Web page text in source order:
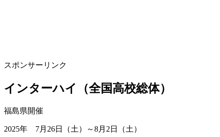
スポンサーリンク
インターハイ（全国高校総体）
福島県開催
2025年 7月26日（土）～8月2日（土）